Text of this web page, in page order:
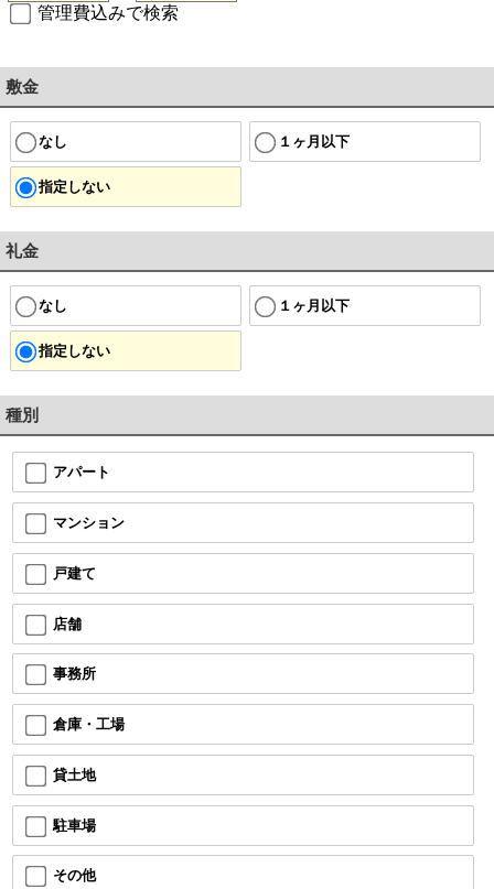
管理費込みで検索
敷金
なし １ヶ月以下
指定しない
礼金
なし １ヶ月以下
指定しない
種別
アパート
マンション
戸建て
店舗
事務所
倉庫・工場
貸土地
駐車場
その他